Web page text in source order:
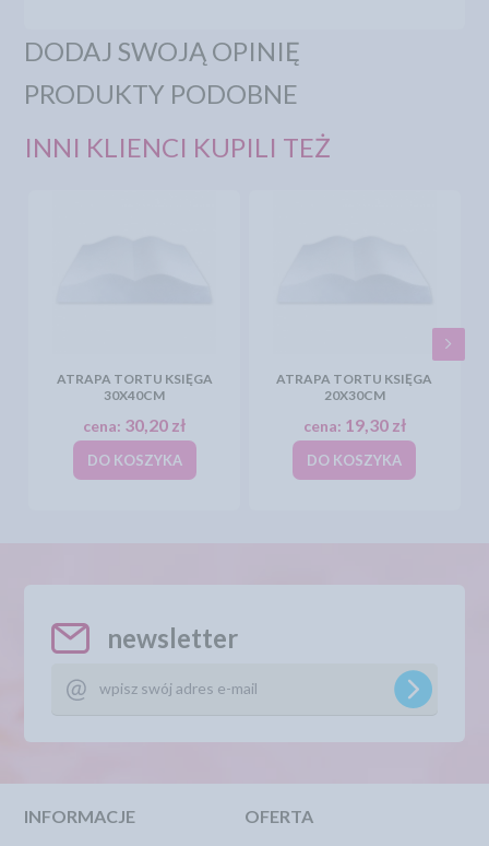
DODAJ SWOJĄ OPINIĘ
PRODUKTY PODOBNE
INNI KLIENCI KUPILI TEŻ
ATRAPA TORTU KSIĘGA
30X40CM
cena: 30,20 zł
DO KOSZYKA
ATRAPA TORTU KSIĘGA
20X30CM
cena: 19,30 zł
DO KOSZYKA
newsletter
INFORMACJE OFERTA